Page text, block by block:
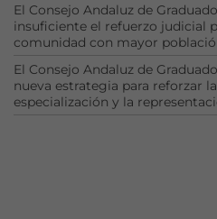
El Consejo Andaluz de
insuficiente el refuerzo judicial
comunidad con mayor
El Consejo Andaluz de
nueva estrategia para reforzar
especialización y la